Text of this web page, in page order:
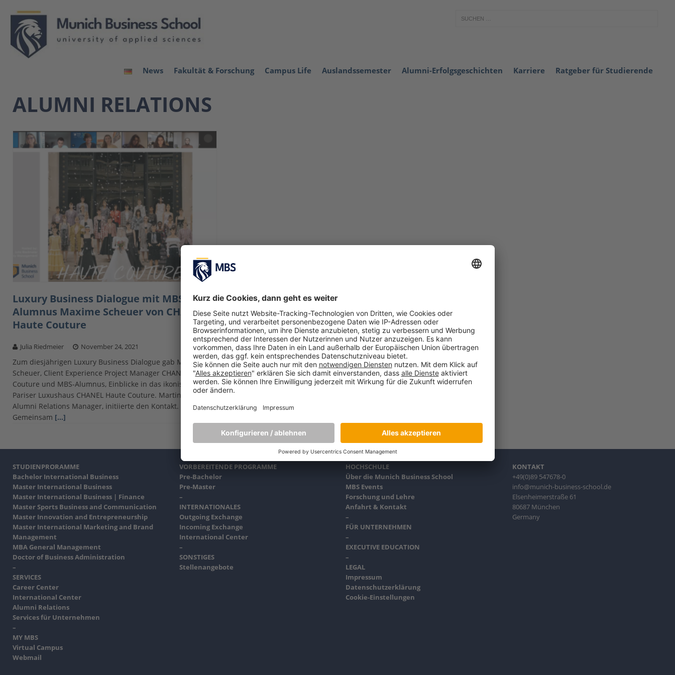
News Fakultät & Forschung Campus Life Auslandssemester Alumni-Erfolgsgeschichten Karriere Ratgeber für Studierende
ALUMNI RELATIONS
Luxury Business Dialogue mit MBS-
Alumnus Maxime Scheuer von CHANEL
Haute Couture
Julia Riedmeier November 24, 2021
Zum diesjährigen Luxury Business Dialogue gab Maxime
Scheuer, Client Experience Project Manager CHANEL Haute
Couture und MBS-Alumnus, Einblicke in das ikonische
Pariser Luxushaus CHANEL Haute Couture. Martina Dengler,
Alumni Relations Manager, initiierte den Kontakt.
Gemeinsam […]
STUDIENPRORAMME
Bachelor International Business
Master International Business
Master International Business | Finance
Master Sports Business and Communication
Master Innovation and Entrepreneurship
Master International Marketing and Brand
Management
MBA General Management
Doctor of Business Administration
–
SERVICES
Career Center
International Center
Alumni Relations
Services für Unternehmen
–
MY MBS
Virtual Campus
Webmail
VORBEREITENDE PROGRAMME
Pre-Bachelor
Pre-Master
–
INTERNATIONALES
Outgoing Exchange
Incoming Exchange
International Center
–
SONSTIGES
Stellenangebote
HOCHSCHULE
Über die Munich Business School
MBS Events
Forschung und Lehre
Anfahrt & Kontakt
–
FÜR UNTERNEHMEN
–
EXECUTIVE EDUCATION
–
LEGAL
Impressum
Datenschutzerklärung
Cookie-Einstellungen
KONTAKT
+49(0)89 547678-0
info@munich-business-school.de
Elsenheimerstraße 61
80687 München
Germany